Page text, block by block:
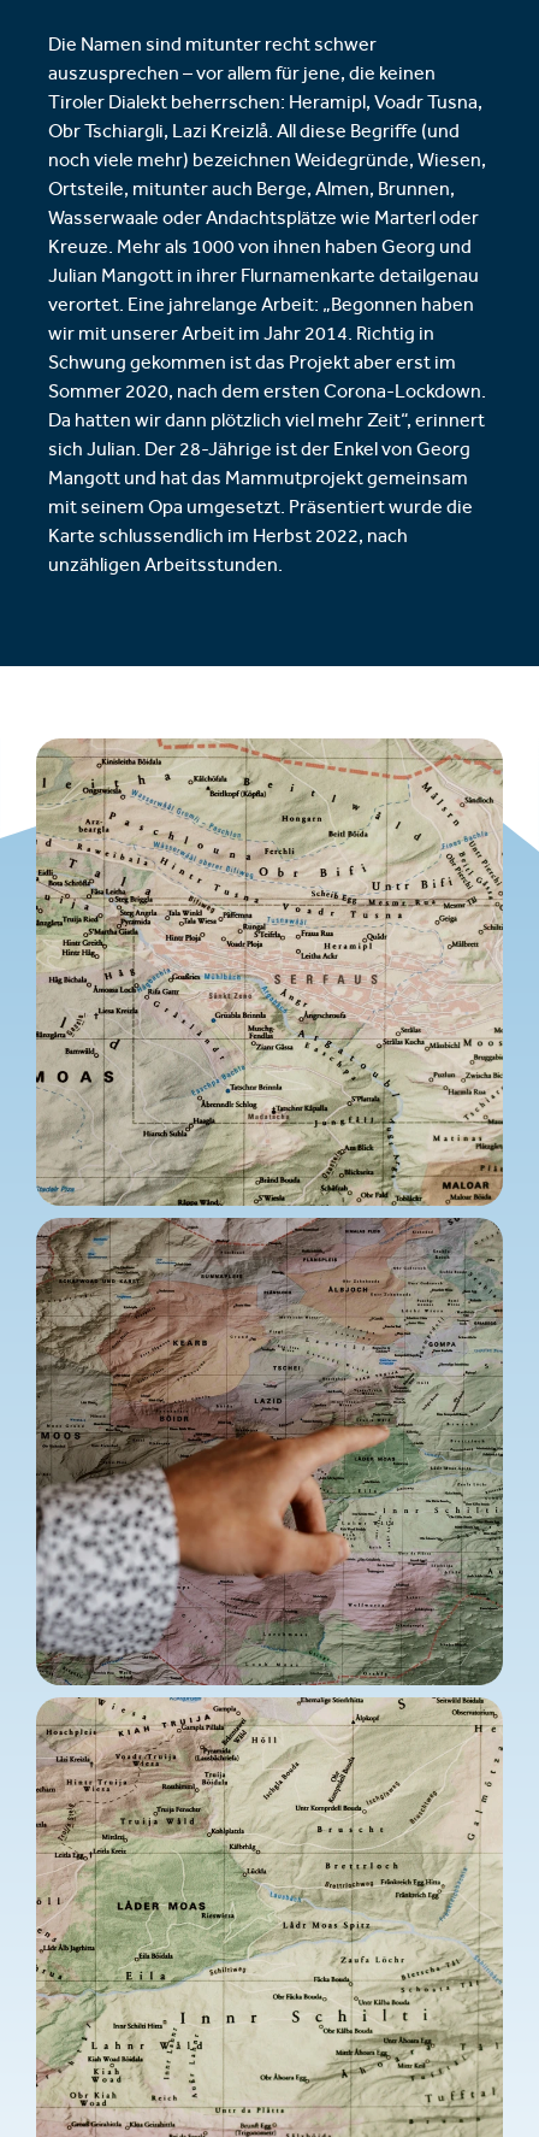
Die Namen sind mitunter recht schwer
auszusprechen – vor allem für jene, die keinen
Tiroler Dialekt beherrschen: Heramipl, Voadr Tusna,
Obr Tschiargli, Lazi Kreizlå. All diese Begriffe (und
noch viele mehr) bezeichnen Weidegründe, Wiesen,
Ortsteile, mitunter auch Berge, Almen, Brunnen,
Wasserwaale oder Andachtsplätze wie Marterl oder
Kreuze. Mehr als 1000 von ihnen haben Georg und
Julian Mangott in ihrer Flurnamenkarte detailgenau
verortet. Eine jahrelange Arbeit: „Begonnen haben
wir mit unserer Arbeit im Jahr 2014. Richtig in
Schwung gekommen ist das Projekt aber erst im
Sommer 2020, nach dem ersten Corona-Lockdown.
Da hatten wir dann plötzlich viel mehr Zeit“, erinnert
sich Julian. Der 28-Jährige ist der Enkel von Georg
Mangott und hat das Mammutprojekt gemeinsam
mit seinem Opa umgesetzt. Präsentiert wurde die
Karte schlussendlich im Herbst 2022, nach
unzähligen Arbeitsstunden.